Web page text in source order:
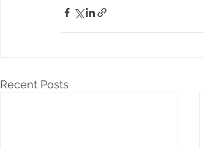
Recent Posts